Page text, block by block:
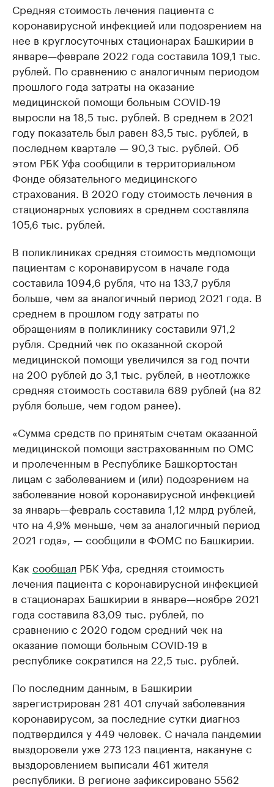
Средняя стоимость лечения пациента с
коронавирусной инфекцией или подозрением на
нее в круглосуточных стационарах Башкирии в
январе—феврале 2022 года составила 109,1 тыс.
рублей. По сравнению с аналогичным периодом
прошлого года затраты на оказание
медицинской помощи больным COVID-19
выросли на 18,5 тыс. рублей. В среднем в 2021
году показатель был равен 83,5 тыс. рублей, в
последнем квартале — 90,3 тыс. рублей. Об
этом РБК Уфа сообщили в территориальном
Фонде обязательного медицинского
страхования. В 2020 году стоимость лечения в
стационарных условиях в среднем составляла
105,6 тыс. рублей.
В поликлиниках средняя стоимость медпомощи
пациентам с коронавирусом в начале года
составила 1094,6 рубля, что на 133,7 рубля
больше, чем за аналогичный период 2021 года. В
среднем в прошлом году затраты по
обращениям в поликлинику составили 971,2
рубля. Средний чек по оказанной скорой
медицинской помощи увеличился за год почти
на 200 рублей до 3,1 тыс. рублей, в неотложке
средняя стоимость составила 689 рублей (на 82
рубля больше, чем годом ранее).
«Сумма средств по принятым счетам оказанной
медицинской помощи застрахованным по ОМС
и пролеченным в Республике Башкортостан
лицам с заболеванием и (или) подозрением на
заболевание новой коронавирусной инфекцией
за январь—февраль составила 1,12 млрд рублей,
что на 4,9% меньше, чем за аналогичный период
2021 года», — сообщили в ФОМС по Башкирии.
Как сообщал РБК Уфа, средняя стоимость
лечения пациента с коронавирусной инфекцией
в стационарах Башкирии в январе—ноябре 2021
года составила 83,09 тыс. рублей, по
сравнению с 2020 годом средний чек на
оказание помощи больным COVID-19 в
республике сократился на 22,5 тыс. рублей.
По последним данным, в Башкирии
зарегистрирован 281 401 случай заболевания
коронавирусом, за последние сутки диагноз
подтвердился у 449 человек. С начала пандемии
выздоровели уже 273 123 пациента, накануне с
выздоровлением выписали 461 жителя
республики. В регионе зафиксировано 5562